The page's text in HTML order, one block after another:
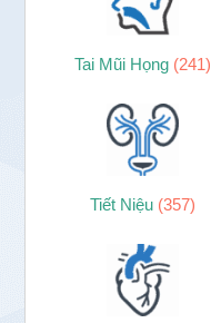
Tai Mũi Họng (241)
Tiết Niệu (357)